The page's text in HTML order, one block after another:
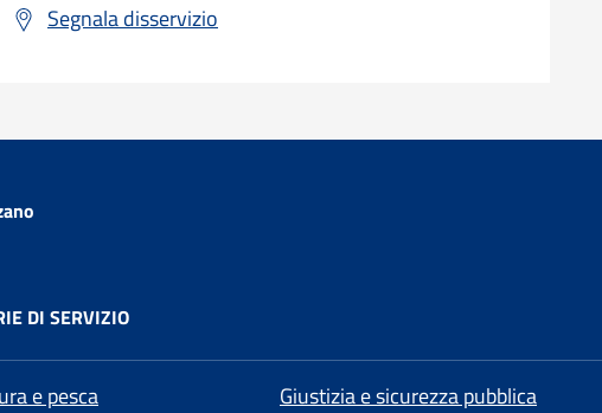
Segnala disservizio
DI SERVIZIO
e pesca
Giustizia e sicurezza pubblica